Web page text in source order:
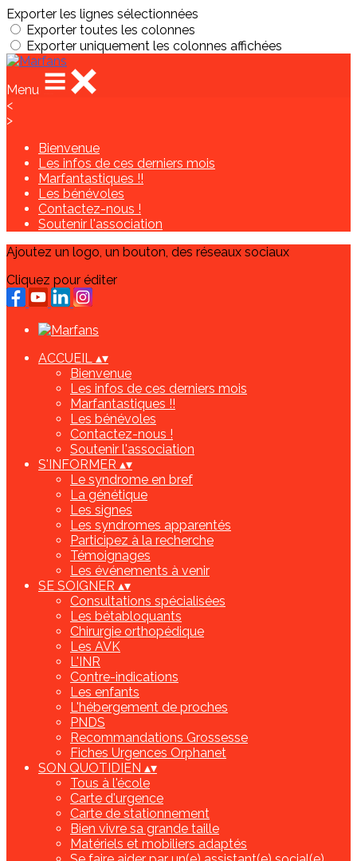
Exporter les lignes sélectionnées
Exporter toutes les colonnes
Exporter uniquement les colonnes affichées
Menu
<
>
Bienvenue
Les infos de ces derniers mois
Marfantastiques !!
Les bénévoles
Contactez-nous !
Soutenir l'association
Ajoutez un logo, un bouton, des réseaux sociaux
Cliquez pour éditer
ACCUEIL ▴▾
Bienvenue
Les infos de ces derniers mois
Marfantastiques !!
Les bénévoles
Contactez-nous !
Soutenir l'association
S'INFORMER ▴▾
Le syndrome en bref
La génétique
Les signes
Les syndromes apparentés
Participez à la recherche
Témoignages
Les événements à venir
SE SOIGNER ▴▾
Consultations spécialisées
Les bétabloquants
Chirurgie orthopédique
Les AVK
L'INR
Contre-indications
Les enfants
L'hébergement de proches
PNDS
Recommandations Grossesse
Fiches Urgences Orphanet
SON QUOTIDIEN ▴▾
Tous à l'école
Carte d'urgence
Carte de stationnement
Bien vivre sa grande taille
Matériels et mobiliers adaptés